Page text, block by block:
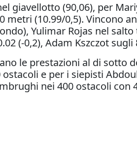
giavellotto (90,06), per
metri (10.99/0,5). Vincono
Yulimar Rojas nel
(-0,2), Adam Kszczot
le prestazioni al di sotto
e per i siepisti
nei 400 ostacoli con